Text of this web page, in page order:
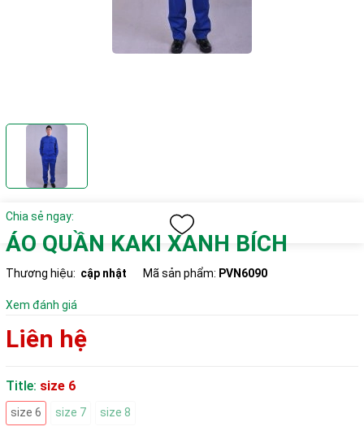
Chia sẻ ngay:
ÁO QUẦN KAKI XANH BÍCH
Thương hiệu: cập nhật Mã sản phẩm: PVN6090
Xem đánh giá
Liên hệ
Title: size 6
size 6 size 7 size 8